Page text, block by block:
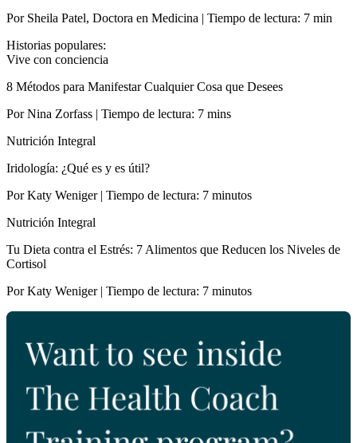
Por Sheila Patel, Doctora en Medicina | Tiempo de lectura: 7 min
Historias populares:
Vive con conciencia
8 Métodos para Manifestar Cualquier Cosa que Desees
Por Nina Zorfass | Tiempo de lectura: 7 mins
Nutrición Integral
Iridología: ¿Qué es y es útil?
Por Katy Weniger | Tiempo de lectura: 7 minutos
Nutrición Integral
Tu Dieta contra el Estrés: 7 Alimentos que Reducen los Niveles de
Cortisol
Por Katy Weniger | Tiempo de lectura: 7 minutos